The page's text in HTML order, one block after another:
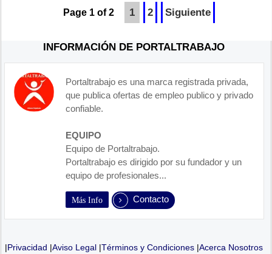
Page 1 of 2 1 2 Siguiente
INFORMACIÓN DE PORTALTRABAJO
Portaltrabajo es una marca registrada privada,
que publica ofertas de empleo publico y privado
confiable.
EQUIPO
Equipo de Portaltrabajo.
Portaltrabajo es dirigido por su fundador y un
equipo de profesionales...
Más Info Contacto
|Privacidad |Aviso Legal |Términos y Condiciones |Acerca Nosotros